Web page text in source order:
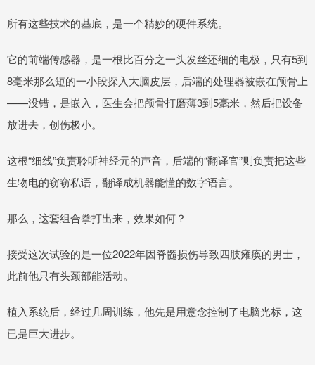
所有这些技术的基底，是一个精妙的硬件系统。
它的前端传感器，是一根比百分之一头发丝还细的电极，只有5到
8毫米那么短的一小段探入大脑皮层，后端的处理器被嵌在颅骨上
——没错，是嵌入，医生会把颅骨打磨薄3到5毫米，然后把设备
放进去，创伤极小。
这根“细线”负责聆听神经元的声音，后端的“翻译官”则负责把这些
生物电的窃窃私语，翻译成机器能懂的数字语言。
那么，这套组合拳打出来，效果如何？
接受这次试验的是一位2022年因脊髓损伤导致四肢瘫痪的男士，
此前他只有头颈部能活动。
植入系统后，经过几周训练，他先是用意念控制了电脑光标，这
已是巨大进步。